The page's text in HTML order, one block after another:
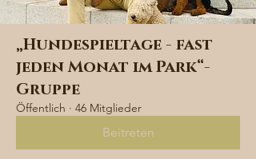
„Hundespieltage - fast
jeden Monat im Park“-
Gruppe
Öffentlich · 46 Mitglieder
Beitreten